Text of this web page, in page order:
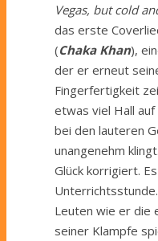
Vegas, but cold
das erste
(Chaka Khan),
der er erneut
Fingerfertigkeit
etwas viel Hall auf
bei den lauteren
unangenehm
Glück korrigiert.
Unterrichtsstunde.
Leuten wie er die
seiner Klampfe